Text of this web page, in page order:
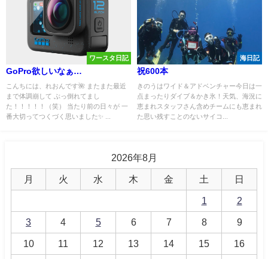
ワースタ日記
GoPro欲しいなぁ…
こんちには、れおんです🌺 またまた最近
まで体調崩して ぶっ倒れてまし
た！！！！！（笑） 当たり前の日々が 一
番大切ってつくづく思いました✨ ...
海日記
祝600本
きのうはワイド＆アドベンチャー今日は一
点まったりダイブ＆かき氷！天気、海況に
恵まれスタッフさん含めチームにも恵まれ
た思い残すことのないサイコ...
2026年8月
月 火 水 木 金 土 日
1 2
3 4 5 6 7 8 9
10 11 12 13 14 15 16